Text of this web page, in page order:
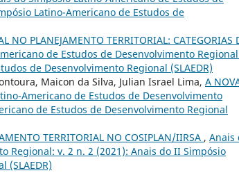
Latino-Americano de Estudos de
NO PLANEJAMENTO TERRITORIAL: CATEGORIAS
de Estudos de Desenvolvimento
de Desenvolvimento Regional (SLAEDR)
Maicon da Silva, Julian Israel Lima, A
Americano de Estudos de Desenvolvimento
de Estudos de Desenvolvimento Regional
TERRITORIAL NO COSIPLAN/IIRSA , Anais
Regional: v. 2 n. 2 (2021): Anais do II Simpósio
(SLAEDR)